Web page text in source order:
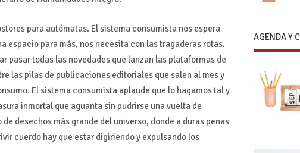
para autómatas. El sistema consumista nos espera
espacio para más, nos necesita con las tragaderas rotas.
pasar todas las novedades que lanzan las plataformas de
las pilas de publicaciones editoriales que salen al mes y
El sistema consumista aplaude que lo hagamos tal y
inmortal que aguanta sin pudrirse una vuelta de
desechos más grande del universo, donde a duras penas
cuerdo hay que estar digiriendo y expulsando los
AGENDA Y